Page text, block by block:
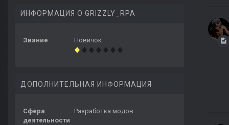
ИНФОРМАЦИЯ О GRIZZLY_RPA
Звание Новичок
ДОПОЛНИТЕЛЬНАЯ ИНФОРМАЦИЯ
Сфера
деятельности
Разработка модов